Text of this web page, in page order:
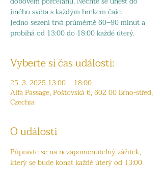
jiného světa s každým hrnkem čaje.
Jedno sezení trvá průměrně 60–90 minut a
probíhá od 13:00 do 18:00 každé úterý.
Vyberte si čas události:
25. 3. 2025 13:00 – 18:00
Alfa Passage, Poštovská 6, 602 00 Brno-střed,
Czechia
O události
Připravte se na nezapomenutelný zážitek,
který se bude konat každé úterý od 13:00